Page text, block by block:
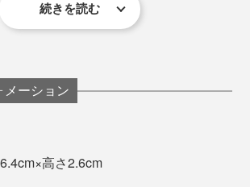
』のブランドロゴが ※写真左は「
高く、お子さんと一緒に使いたい方に
の保湿はもちろん、ヒジやかかとなど
ルのような塗り心地ですが、肌馴染み
す。
ケアが苦手な私は、ずっとバーム派。
指先・髪のケアやスタイリングができ
んです。髪はストレートボブなので、
。
続きを読む
メーション
高さ2.6cm